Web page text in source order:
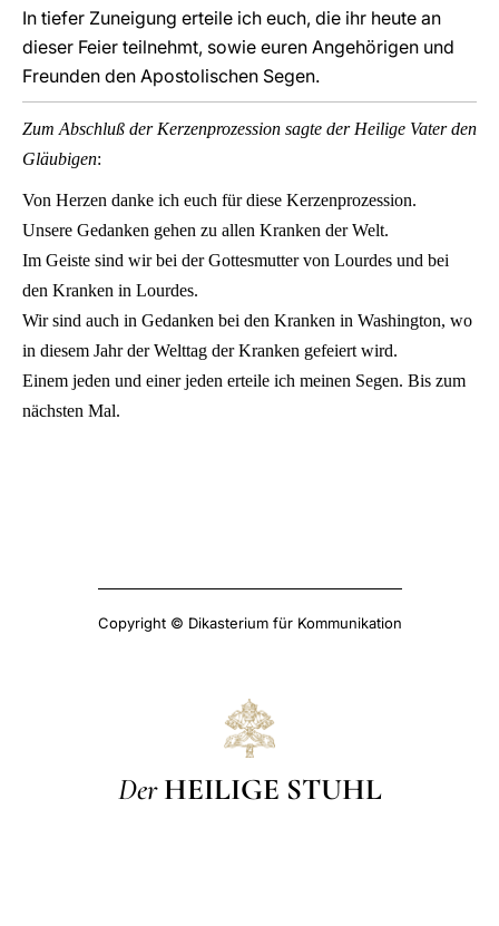
In tiefer Zuneigung erteile ich euch, die ihr heute an
dieser Feier teilnehmt, sowie euren Angehörigen und
Freunden den Apostolischen Segen.
Zum Abschluß der Kerzenprozession sagte der Heilige Vater den
Gläubigen:
Von Herzen danke ich euch für diese Kerzenprozession.
Unsere Gedanken gehen zu allen Kranken der Welt.
Im Geiste sind wir bei der Gottesmutter von Lourdes und bei
den Kranken in Lourdes.
Wir sind auch in Gedanken bei den Kranken in Washington, wo
in diesem Jahr der Welttag der Kranken gefeiert wird.
Einem jeden und einer jeden erteile ich meinen Segen. Bis zum
nächsten Mal.
Copyright © Dikasterium für Kommunikation
Der HEILIGE STUHL